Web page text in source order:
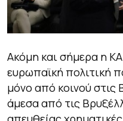
Ακόμη και σήμερα η
ευρωπαϊκή πολιτική
μόνο από κοινού στις
άμεσα από τις